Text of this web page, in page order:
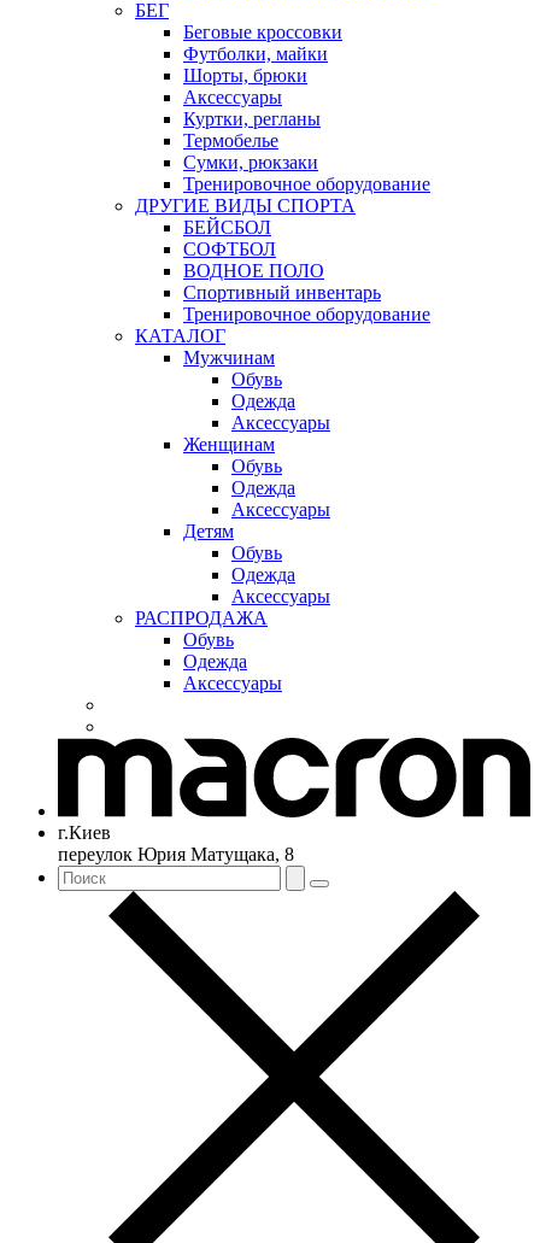
БЕГ
Беговые кроссовки
Футболки, майки
Шорты, брюки
Аксессуары
Куртки, регланы
Термобелье
Сумки, рюкзаки
Тренировочное оборудование
ДРУГИЕ ВИДЫ СПОРТА
БЕЙСБОЛ
СОФТБОЛ
ВОДНОЕ ПОЛО
Спортивный инвентарь
Тренировочное оборудование
КАТАЛОГ
Мужчинам
Обувь
Одежда
Аксессуары
Женщинам
Обувь
Одежда
Аксессуары
Детям
Обувь
Одежда
Аксессуары
РАСПРОДАЖА
Обувь
Одежда
Аксессуары
г.Киев
переулок Юрия Матущака, 8